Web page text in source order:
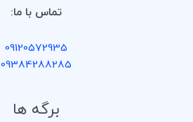
تماس با ما:
09120572935
09384288285
برگه ها